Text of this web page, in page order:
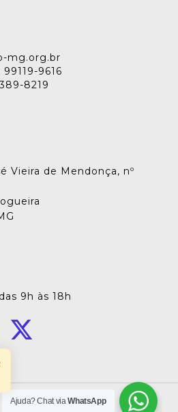
mg.org.br
9616
8219
Vieira de Mendonça, nº
9h às 18h
Ajuda? Chat viaWhatsApp